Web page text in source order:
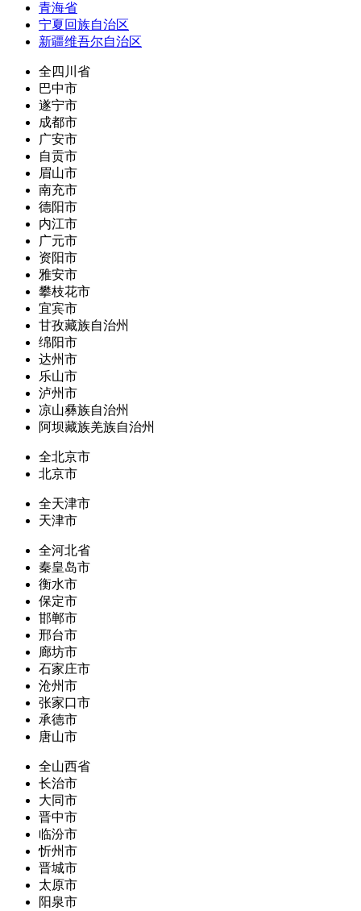
青海省
宁夏回族自治区
新疆维吾尔自治区
全四川省
巴中市
遂宁市
成都市
广安市
自贡市
眉山市
南充市
德阳市
内江市
广元市
资阳市
雅安市
攀枝花市
宜宾市
甘孜藏族自治州
绵阳市
达州市
乐山市
泸州市
凉山彝族自治州
阿坝藏族羌族自治州
全北京市
北京市
全天津市
天津市
全河北省
秦皇岛市
衡水市
保定市
邯郸市
邢台市
廊坊市
石家庄市
沧州市
张家口市
承德市
唐山市
全山西省
长治市
大同市
晋中市
临汾市
忻州市
晋城市
太原市
阳泉市